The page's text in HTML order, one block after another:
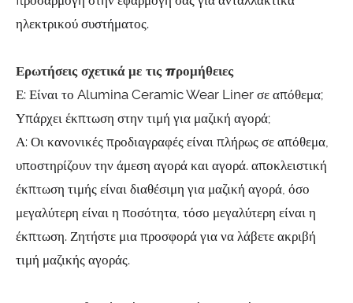
ηλεκτρικού συστήματος.
Ερωτήσεις σχετικά με τις προμήθειες
Ε: Είναι το Alumina Ceramic Wear Liner σε απόθεμα;
Υπάρχει έκπτωση στην τιμή για μαζική αγορά;
Α: Οι κανονικές προδιαγραφές είναι πλήρως σε απόθεμα,
υποστηρίζουν την άμεση αγορά και αγορά. αποκλειστική
έκπτωση τιμής είναι διαθέσιμη για μαζική αγορά, όσο
μεγαλύτερη είναι η ποσότητα, τόσο μεγαλύτερη είναι η
έκπτωση. Ζητήστε μια προσφορά για να λάβετε ακριβή
τιμή μαζικής αγοράς.